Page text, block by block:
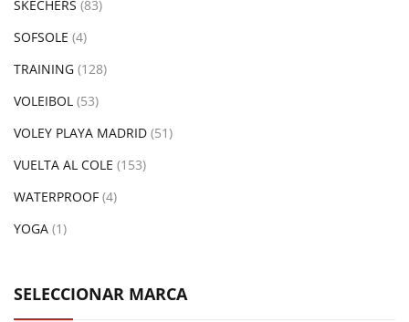
SKECHERS (83)
SOFSOLE (4)
TRAINING (128)
VOLEIBOL (53)
VOLEY PLAYA MADRID (51)
VUELTA AL COLE (153)
WATERPROOF (4)
YOGA (1)
SELECCIONAR MARCA